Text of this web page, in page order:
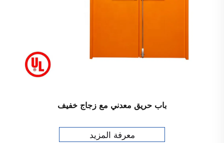
باب حريق معدني مع زجاج خفيف
معرفة المزيد